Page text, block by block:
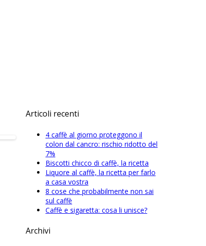
Articoli recenti
4 caffè al giorno proteggono il
colon dal cancro: rischio ridotto del
7%
Biscotti chicco di caffè, la ricetta
Liquore al caffè, la ricetta per farlo
a casa vostra
8 cose che probabilmente non sai
sul caffè
Caffè e sigaretta: cosa li unisce?
Archivi